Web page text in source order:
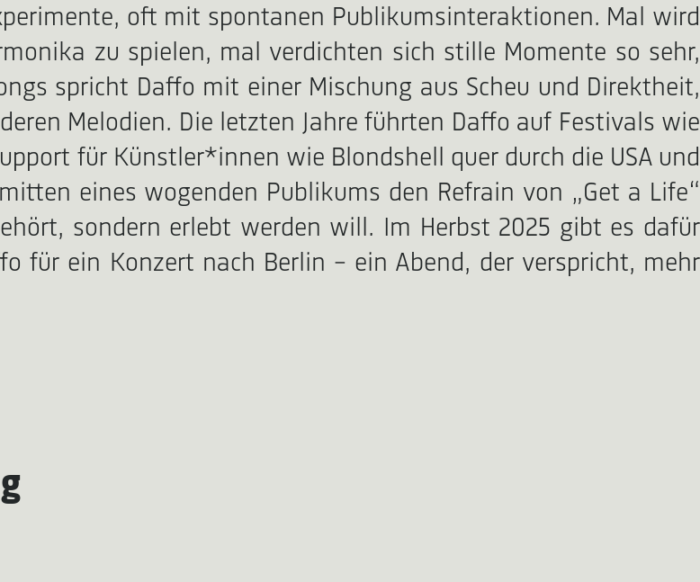
oft mit spontanen Publikumsinteraktionen. Mal wird
zu spielen, mal verdichten sich stille Momente so sehr,
spricht Daffo mit einer Mischung aus Scheu und Direktheit,
Melodien. Die letzten Jahre führten Daffo auf Festivals wie
für Künstler*innen wie Blondshell quer durch die USA und
eines wogenden Publikums den Refrain von „Get a Life“
sondern erlebt werden will. Im Herbst 2025 gibt es dafür
für ein Konzert nach Berlin – ein Abend, der verspricht, mehr